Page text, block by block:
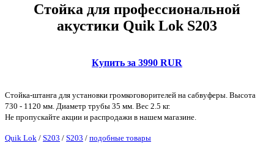
Стойка для профессиональной
акустики Quik Lok S203
Купить за 3990 RUR
Стойка-штанга для установки громкоговорителей на сабвуферы. Высота
730 - 1120 мм. Диаметр трубы 35 мм. Вес 2.5 кг.
Не пропускайте акции и распродажи в нашем магазине.
Quik Lok / S203 / S203 / подобные товары